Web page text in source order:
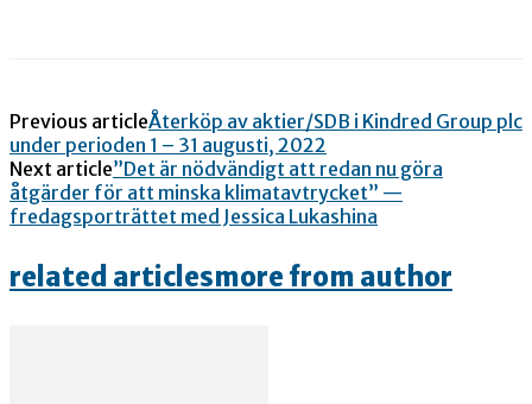
Previous articleÅterköp av aktier/SDB i Kindred Group plc
under perioden 1 – 31 augusti, 2022
Next article”Det är nödvändigt att redan nu göra
åtgärder för att minska klimatavtrycket” —
fredagsporträttet med Jessica Lukashina
related articlesmore from author